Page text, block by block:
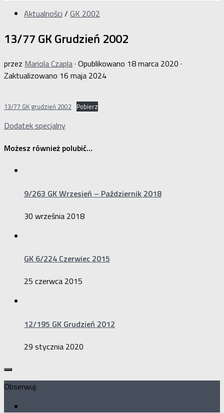
Aktualności / GK 2002
13/77 GK Grudzień 2002
przez Mariola Czapla· Opublikowano 18 marca 2020 ·
Zaktualizowano 16 maja 2024
13/77 GK grudzień 2002 Pobierz
Dodatek specjalny
Możesz również polubić…
9/263 GK Wrzesień – Październik 2018
30 września 2018
GK 6/224 Czerwiec 2015
25 czerwca 2015
12/195 GK Grudzień 2012
29 stycznia 2020
Obserwuj: